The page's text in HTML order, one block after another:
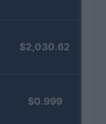
$2,030.62
$0.999